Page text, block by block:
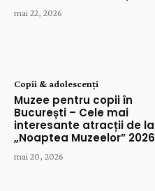
mai 22, 2026
Copii & adolescenți
Muzee pentru copii în
București – Cele mai
interesante atracții de la
„Noaptea Muzeelor” 2026
mai 20, 2026